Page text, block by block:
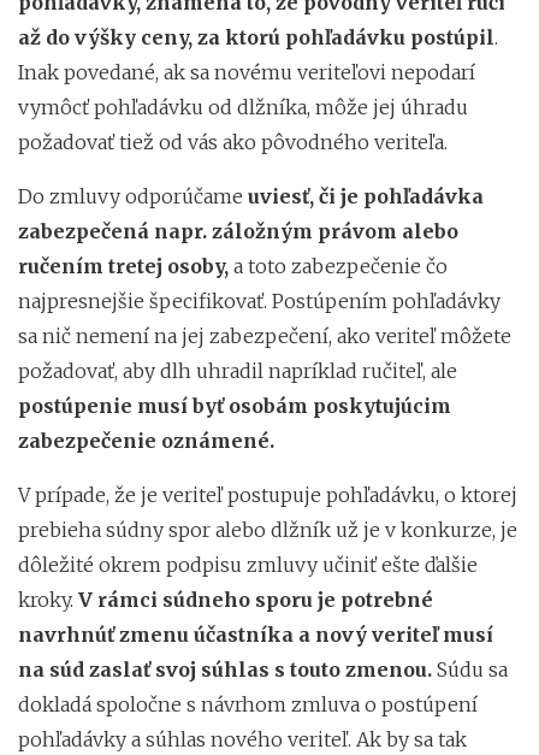
až do výšky ceny, za ktorú pohľadávku postúpil.
Inak povedané, ak sa novému veriteľovi nepodarí
vymôcť pohľadávku od dlžníka, môže jej úhradu
požadovať tiež od vás ako pôvodného veriteľa.
Do zmluvy odporúčame uviesť, či je pohľadávka
zabezpečená napr. záložným právom alebo
ručením tretej osoby, a toto zabezpečenie čo
najpresnejšie špecifikovať. Postúpením pohľadávky
sa nič nemení na jej zabezpečení, ako veriteľ môžete
požadovať, aby dlh uhradil napríklad ručiteľ, ale
postúpenie musí byť osobám poskytujúcim
zabezpečenie oznámené.
V prípade, že je veriteľ postupuje pohľadávku, o ktorej
prebieha súdny spor alebo dlžník už je v konkurze, je
dôležité okrem podpisu zmluvy učiniť ešte ďalšie
kroky. V rámci súdneho sporu je potrebné
navrhnúť zmenu účastníka a nový veriteľ musí
na súd zaslať svoj súhlas s touto zmenou. Súdu sa
dokladá spoločne s návrhom zmluva o postúpení
pohľadávky a súhlas nového veriteľ. Ak by sa tak